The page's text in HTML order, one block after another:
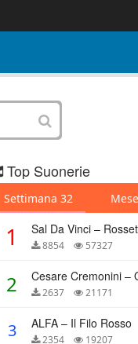
Top Suonerie
Settimana 32
1 8854 57327
2 2637 21171
3 ALFA – Il Filo Rosso
2354 19207